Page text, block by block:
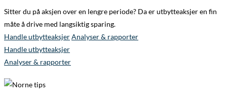
Sitter du på aksjen over en lengre periode? Da er utbytteaksjer en fin
måte å drive med langsiktig sparing.
Handle utbytteaksjerAnalyser & rapporter
Handle utbytteaksjer
Analyser & rapporter